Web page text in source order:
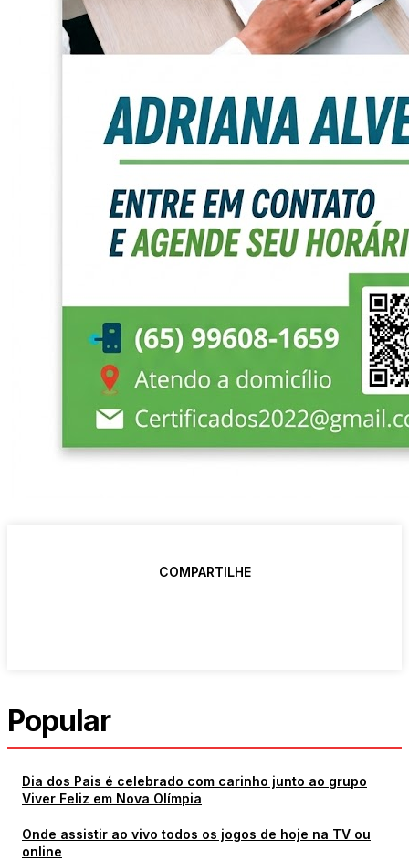
COMPARTILHE
Popular
Dia dos Pais é celebrado com carinho junto ao grupo
Viver Feliz em Nova Olímpia
Onde assistir ao vivo todos os jogos de hoje na TV ou
online